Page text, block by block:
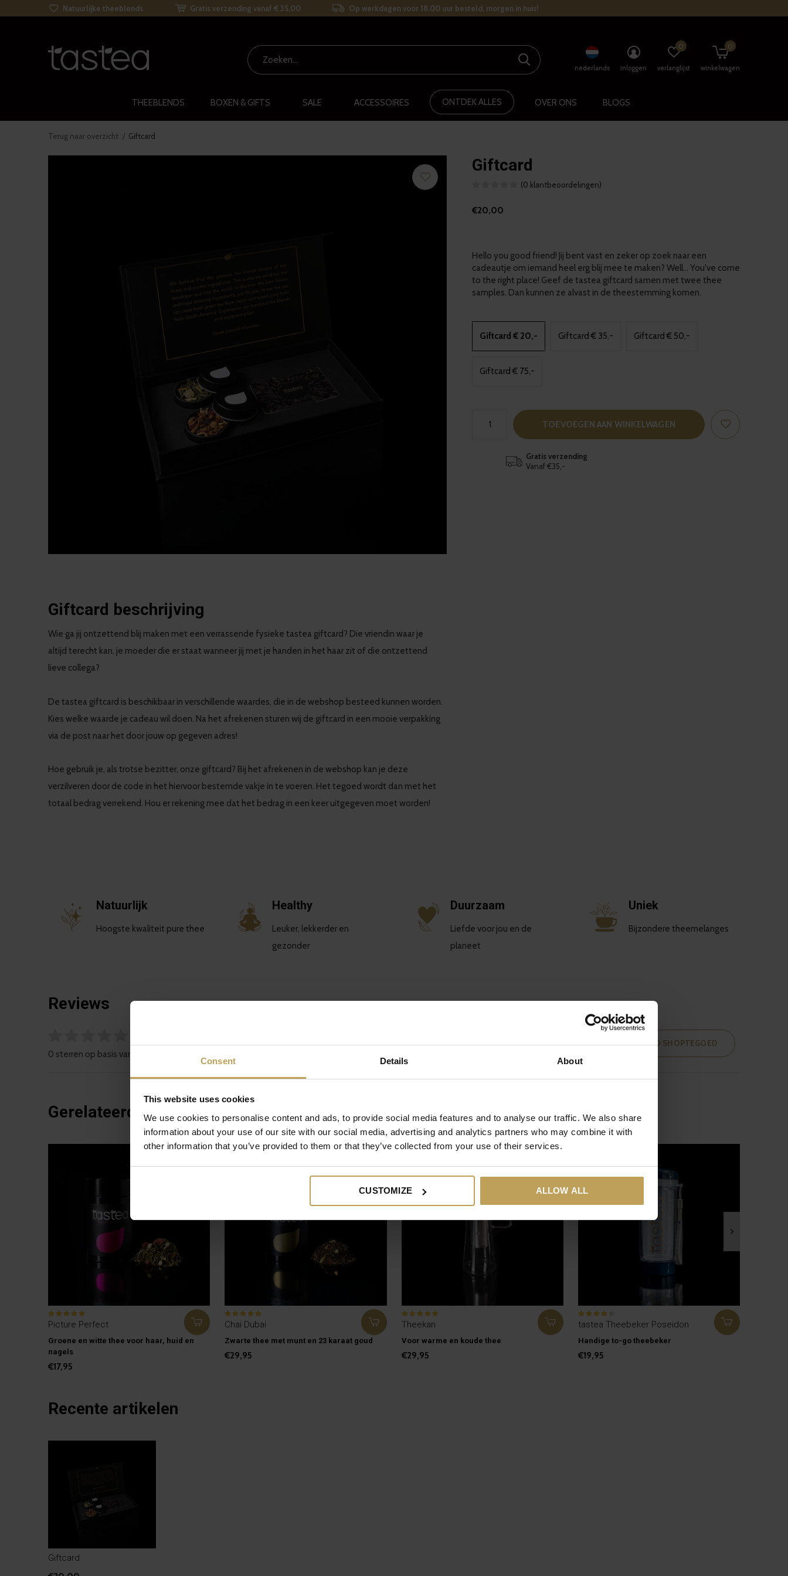
Consent Details About
This website uses cookies
We use cookies to personalise content and ads, to provide social media features and to analyse our traffic. We also share
information about your use of our site with our social media, advertising and analytics partners who may combine it with
other information that you’ve provided to them or that they’ve collected from your use of their services.
CUSTOMIZE ALLOW ALL
THEEBLENDS BOXEN & GIFTS SALE ACCESSOIRES ONTDEK ALLES OVER ONS BLOGS
nederlands inloggen verlanglijst
0
winkelwagen
0
Natuurlijke theeblends Gratis verzending vanaf € 35,00 Op werkdagen voor 18.00 uur besteld, morgen in huis!
Terug naar overzicht Giftcard
Giftcard
(0 klantbeoordelingen)
€20,00
Hello you good friend! Jij bent vast en zeker op zoek naar een
cadeautje om iemand heel erg blij mee te maken? Well... You've come
to the right place! Geef de tastea giftcard samen met twee thee
samples. Dan kunnen ze alvast in de theestemming komen.
Giftcard € 20,- Giftcard € 35,- Giftcard € 50,-
Giftcard € 75,-
TOEVOEGEN AAN WINKELWAGEN
Gratis verzending
Vanaf €35,-
Giftcard beschrijving
Wie ga jij ontzettend blij maken met een verrassende fysieke tastea giftcard? Die vriendin waar je
altijd terecht kan, je moeder die er staat wanneer jij met je handen in het haar zit of die ontzettend
lieve collega?
De tastea giftcard is beschikbaar in verschillende waardes, die in de webshop besteed kunnen worden.
Kies welke waarde je cadeau wil doen. Na het afrekenen sturen wij de giftcard in een mooie verpakking
via de post naar het door jouw op gegeven adres!
Hoe gebruik je, als trotse bezitter, onze giftcard? Bij het afrekenen in de webshop kan je deze
verzilveren door de code in het hiervoor bestemde vakje in te voeren. Het tegoed wordt dan met het
totaal bedrag verrekend. Hou er rekening mee dat het bedrag in een keer uitgegeven moet worden!
Natuurlijk
Hoogste kwaliteit pure thee
Healthy
Leuker, lekkerder en
gezonder
Duurzaam
Liefde voor jou en de
planeet
Uniek
Bijzondere theemelanges
Reviews
0 sterren op basis van 0 beoordelingen
SCHRIJF EEN REVIEW EN MAAK KANS OP 100 EURO SHOPTEGOED
Gerelateerde artikelen
Picture Perfect
Groene en witte thee voor haar, huid en
nagels
€17,95
Chai Dubai
Zwarte thee met munt en 23 karaat goud
€29,95
Theekan
Voor warme en koude thee
€29,95
tastea Theebeker Poseidon
Handige to-go theebeker
€19,95
Recente artikelen
Giftcard